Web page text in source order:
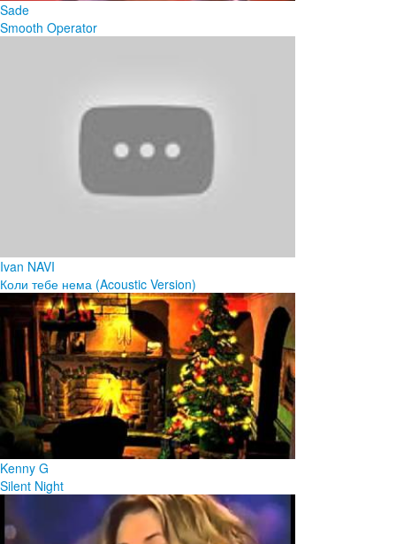
Sade
Smooth Operator
Ivan NAVI
Коли тебе нема (Acoustic Version)
Kenny G
Silent Night